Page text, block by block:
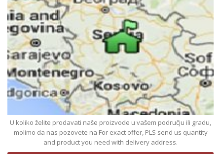
U koliko želite prodavati naše proizvode u vašem području ili gradu,
molimo da nas pozovete na For exact offer, PLS send us quantity
and product you need with delivery address.